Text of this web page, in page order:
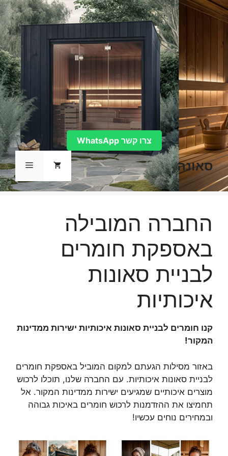
לדלג
לתוכן
סאונה תפריט
צרו קשר WhatsApp
החברה המובילה
באספקת חומרים
לבניית סאונות
איכותיות
קנו חומרים לבניית סאונות איכותיות ישירות ממדינות
המקור!
באזור מסילות הגעתם למקום המוביל באספקת חומרים
לבניית סאונות איכותיות. עם החברה שלנו, תוכלו לרכוש
מוצרים איכותיים שמגיעים ישירות ממדינות המקור. אל
תחמיצו את ההזדמנות לרכוש חומרים באיכות גבוהה
ובמחירים נוחים עכשיו!